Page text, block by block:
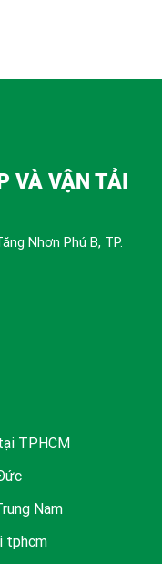
VÀ VẬN TẢI
Nhơn Phú B, TP.
TPHCM
Nam
tphcm